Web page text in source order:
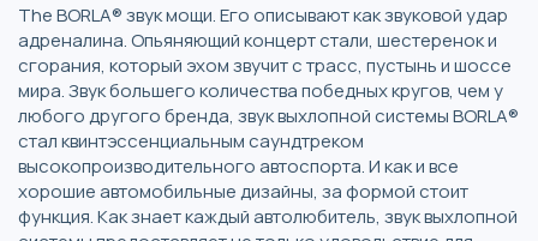
The BORLA® звук мощи. Его описывают как звуковой удар
адреналина. Опьяняющий концерт стали, шестеренок и
сгорания, который эхом звучит с трасс, пустынь и шоссе
мира. Звук большего количества победных кругов, чем у
любого другого бренда, звук выхлопной системы BORLA®
стал квинтэссенциальным саундтреком
высокопроизводительного автоспорта. И как и все
хорошие автомобильные дизайны, за формой стоит
функция. Как знает каждый автолюбитель, звук выхлопной